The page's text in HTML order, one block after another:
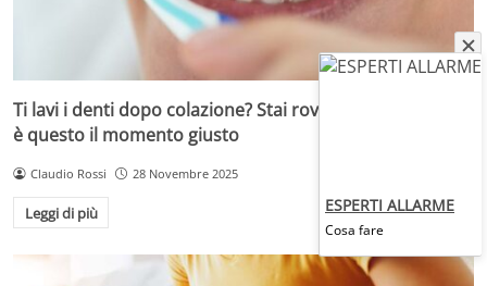
Ti lavi i denti dopo colazione? Stai rovinando lo smalto:
è questo il momento giusto
Claudio Rossi 28 Novembre 2025
Leggi di più ESPERTI ALLARME
Cosa fare